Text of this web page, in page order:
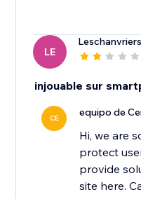
LE
injouable sur
CE equipo de
Hi, we are
protect
provide
site here.